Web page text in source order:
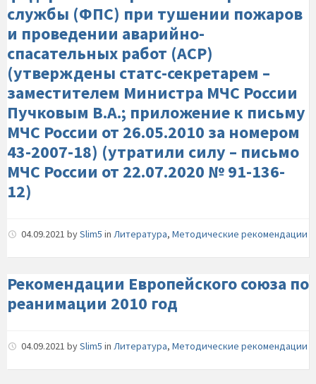
службы (ФПС) при тушении пожаров
и проведении аварийно-
спасательных работ (АСР)
(утверждены статс-секретарем –
заместителем Министра МЧС России
Пучковым В.А.; приложение к письму
МЧС России от 26.05.2010 за номером
43-2007-18) (утратили силу – письмо
МЧС России от 22.07.2020 № 91-136-
12)
04.09.2021 bySlim5 in Литература, Методические рекомендации
Рекомендации Европейского союза по
реанимации 2010 год
04.09.2021 bySlim5 in Литература, Методические рекомендации